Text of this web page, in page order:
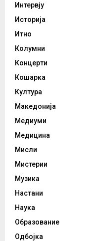
Интервју
Историја
Итно
Колумни
Концерти
Кошарка
Култура
Македонија
Медиуми
Медицина
Мисли
Мистерии
Музика
Настани
Наука
Образование
Одбојка